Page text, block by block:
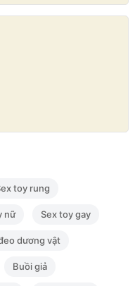
toy rung
nữ Sex toy gay
dương vật
Buồi giả